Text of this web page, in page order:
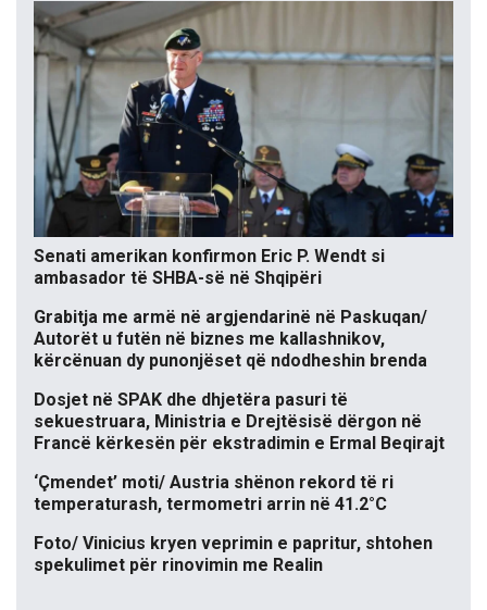
Senati amerikan konfirmon Eric P. Wendt si
ambasador të SHBA-së në Shqipëri
Grabitja me armë në argjendarinë në Paskuqan/
Autorët u futën në biznes me kallashnikov,
kërcënuan dy punonjëset që ndodheshin brenda
Dosjet në SPAK dhe dhjetëra pasuri të
sekuestruara, Ministria e Drejtësisë dërgon në
Francë kërkesën për ekstradimin e Ermal Beqirajt
‘Çmendet’ moti/ Austria shënon rekord të ri
temperaturash, termometri arrin në 41.2°C
Foto/ Vinicius kryen veprimin e papritur, shtohen
spekulimet për rinovimin me Realin